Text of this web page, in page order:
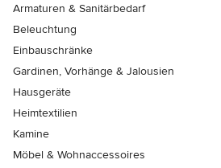
Armaturen & Sanitärbedarf
Beleuchtung
Einbauschränke
Gardinen, Vorhänge & Jalousien
Hausgeräte
Heimtextilien
Kamine
Möbel & Wohnaccessoires